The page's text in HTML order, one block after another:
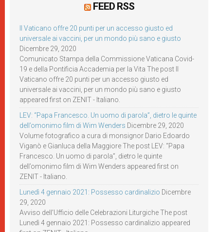
FEED RSS
Il Vaticano offre 20 punti per un accesso giusto ed
universale ai vaccini, per un mondo più sano e giusto
Dicembre 29, 2020
Comunicato Stampa della Commissione Vaticana Covid-
19 e della Pontificia Accademia per la Vita The post Il
Vaticano offre 20 punti per un accesso giusto ed
universale ai vaccini, per un mondo più sano e giusto
appeared first on ZENIT - Italiano.
LEV: “Papa Francesco. Un uomo di parola”, dietro le quinte
dell’omonimo film di Wim Wenders Dicembre 29, 2020
Volume fotografico a cura di monsignor Dario Edoardo
Viganò e Gianluca della Maggiore The post LEV: “Papa
Francesco. Un uomo di parola”, dietro le quinte
dell’omonimo film di Wim Wenders appeared first on
ZENIT - Italiano.
Lunedì 4 gennaio 2021: Possesso cardinalizio Dicembre
29, 2020
Avviso dell’Ufficio delle Celebrazioni Liturgiche The post
Lunedì 4 gennaio 2021: Possesso cardinalizio appeared